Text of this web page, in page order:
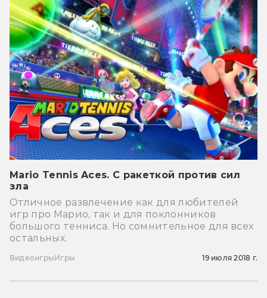
Mario Tennis Aces. С ракеткой против сил
зла
Отличное развлечение как для любителей
игр про Марио, так и для поклонников
большого тенниса. Но сомнительное для всех
остальных.
ВидеоигрыИгры 19 июля 2018 г.